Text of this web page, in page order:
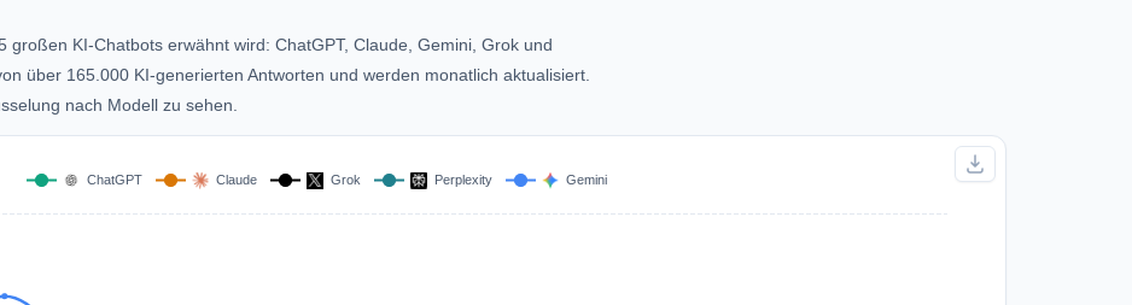
großen KI-Chatbots erwähnt wird: ChatGPT, Claude, Gemini, Grok und
über 165.000 KI-generierten Antworten und werden monatlich aktualisiert.
nach Modell zu sehen.